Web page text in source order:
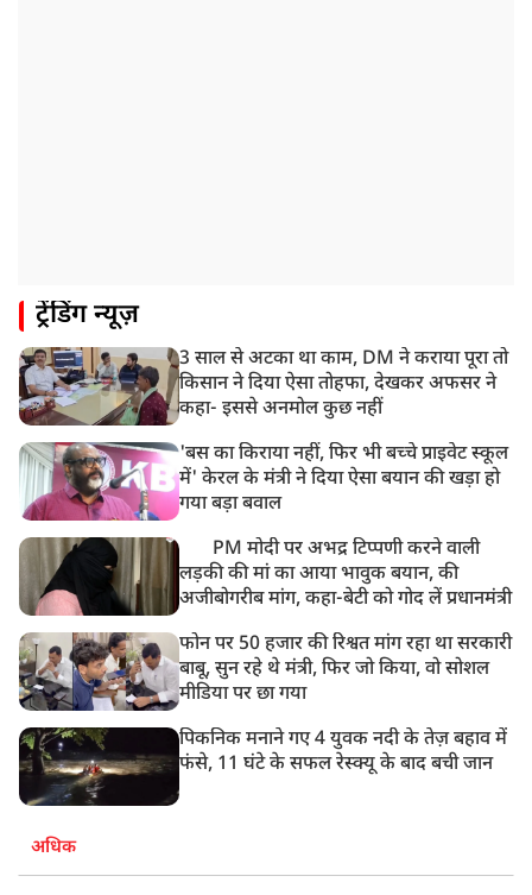
हिमाचल के चंबा में बड़ा सड़क हादसा, 7 यात्रियों की मौत; 11
9:23 AM
सलमान खान के घर के बाहर ड्यूटी पर तैनात पुलिसकर्मी की मौत,
अचानक बिगड़ी थी तबीयत
ट्रेंडिंग न्यूज़
3 साल से अटका था काम, DM ने कराया पूरा तो
किसान ने दिया ऐसा तोहफा, देखकर अफसर ने
कहा- इससे अनमोल कुछ नहीं
'बस का किराया नहीं, फिर भी बच्चे प्राइवेट स्कूल
में' केरल के मंत्री ने दिया ऐसा बयान की खड़ा हो
गया बड़ा बवाल
PM मोदी पर अभद्र टिप्पणी करने वाली
लड़की की मां का आया भावुक बयान, की
अजीबोगरीब मांग, कहा-बेटी को गोद लें प्रधानमंत्री
फोन पर 50 हजार की रिश्वत मांग रहा था सरकारी
बाबू, सुन रहे थे मंत्री, फिर जो किया, वो सोशल
मीडिया पर छा गया
पिकनिक मनाने गए 4 युवक नदी के तेज़ बहाव में
फंसे, 11 घंटे के सफल रेस्क्यू के बाद बची जान
अधिक